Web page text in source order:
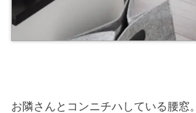
お隣さんとコンニチハしている腰窓。